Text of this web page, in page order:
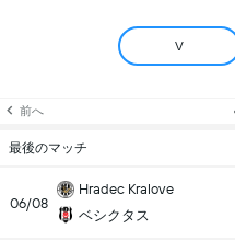
V
前へ
最後のマッチ
06/08
Hradec Kralove
ベシクタス